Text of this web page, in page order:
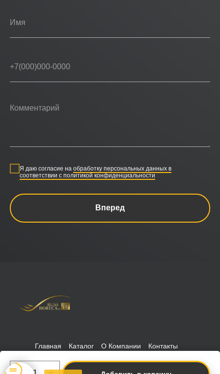
Я даю согласие на обработку персональных данных в
соответствии с политикой конфиденциальности
Вперед
Главная Каталог О Компании
Контакты
Политика конфиденциальности
РуссХорека © 2026 Russhoreca